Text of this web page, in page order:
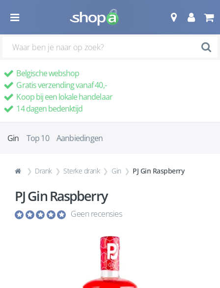
Belgische webshop
Gratis verzending vanaf 40,-
Koop bij een lokale handelaar
14 dagen bedenktijd
Gin Top 10 Aanbiedingen
Drank Sterke drank Gin PJ Gin Raspberry
PJ Gin Raspberry
Geen recensies